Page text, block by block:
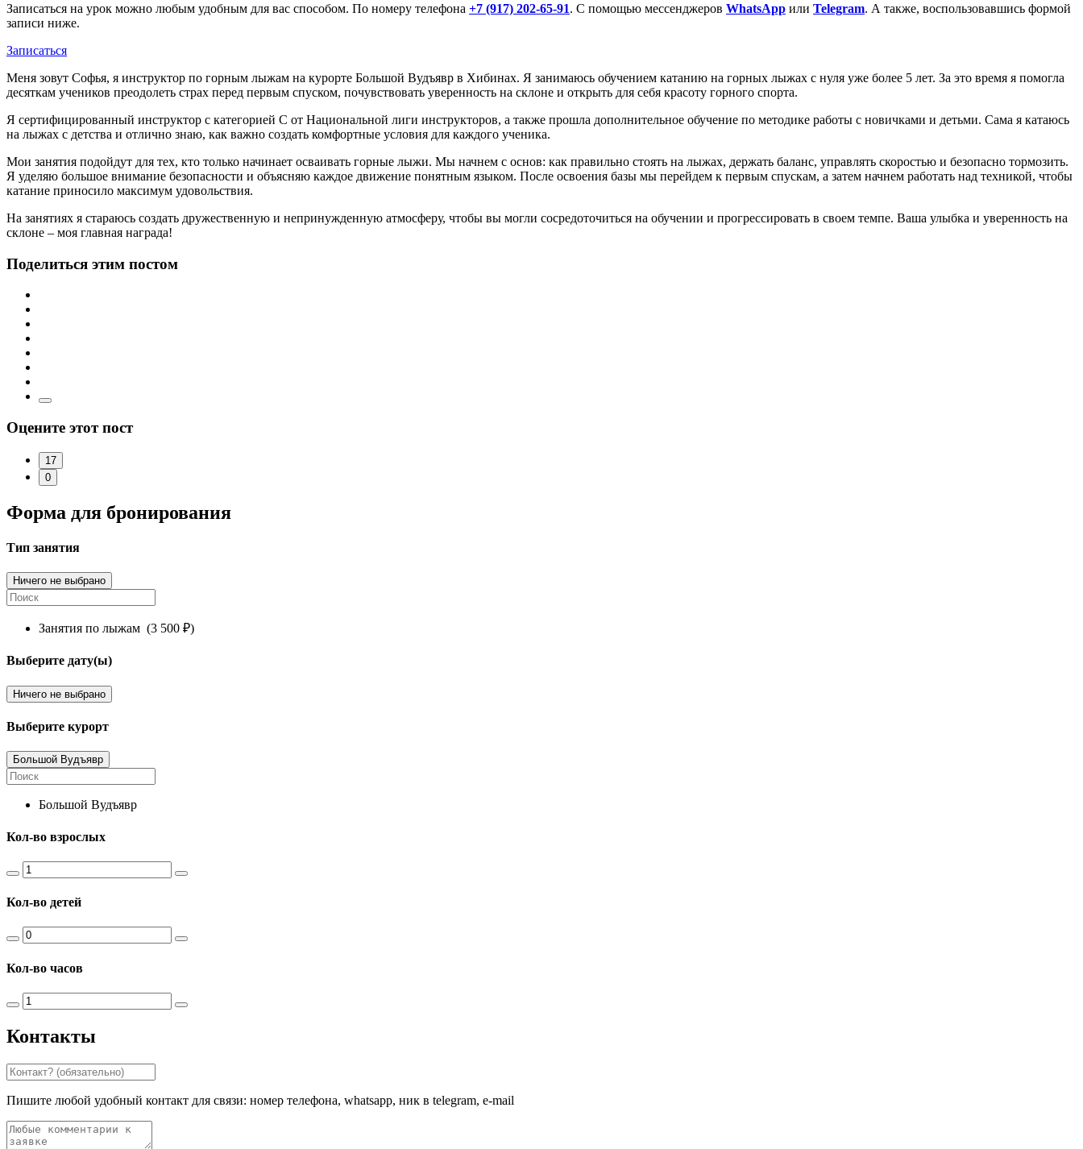
Записаться на урок можно любым удобным для вас способом. По номеру телефона +7 (917) 202-65-91. С помощью мессенджеров WhatsApp или Telegram. А также, воспользовавшись формой
записи ниже.
Записаться
Меня зовут Софья, я инструктор по горным лыжам на курорте Большой Вудъявр в Хибинах. Я занимаюсь обучением катанию на горных лыжах с нуля уже более 5 лет. За это время я помогла
десяткам учеников преодолеть страх перед первым спуском, почувствовать уверенность на склоне и открыть для себя красоту горного спорта.
Я сертифицированный инструктор с категорией С от Национальной лиги инструкторов, а также прошла дополнительное обучение по методике работы с новичками и детьми. Сама я катаюсь
на лыжах с детства и отлично знаю, как важно создать комфортные условия для каждого ученика.
Мои занятия подойдут для тех, кто только начинает осваивать горные лыжи. Мы начнем с основ: как правильно стоять на лыжах, держать баланс, управлять скоростью и безопасно тормозить.
Я уделяю большое внимание безопасности и объясняю каждое движение понятным языком. После освоения базы мы перейдем к первым спускам, а затем начнем работать над техникой, чтобы
катание приносило максимум удовольствия.
На занятиях я стараюсь создать дружественную и непринужденную атмосферу, чтобы вы могли сосредоточиться на обучении и прогрессировать в своем темпе. Ваша улыбка и уверенность на
склоне – моя главная награда!
Поделиться этим постом
Оцените этот пост
17
0
Форма для бронирования
Тип занятия
Ничего не выбрано
Занятия по лыжам (3 500 ₽)
Выберите дату(ы)
Ничего не выбрано
Выберите курорт
Большой Вудъявр
Большой Вудъявр
Кол-во взрослых
Кол-во детей
Кол-во часов
Контакты
Пишите любой удобный контакт для связи: номер телефона, whatsapp, ник в telegram, e-mail